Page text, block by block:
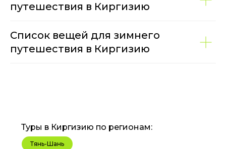
путешествия в Киргизию
Список вещей для зимнего
путешествия в Киргизию
Тянь-Шань
Туры в Киргизию по регионам: